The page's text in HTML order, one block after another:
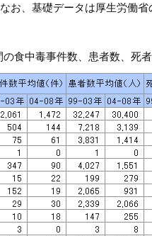
お、基礎データは厚生労働
食中毒事件数、患者数、死